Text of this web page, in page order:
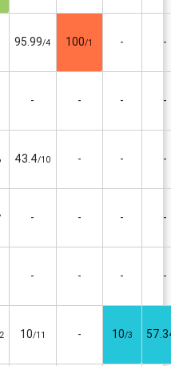
95.99/4 100/1 - -
- - - -
43.4/10 - - -
- - - -
- - - -
10/11 - 10/3